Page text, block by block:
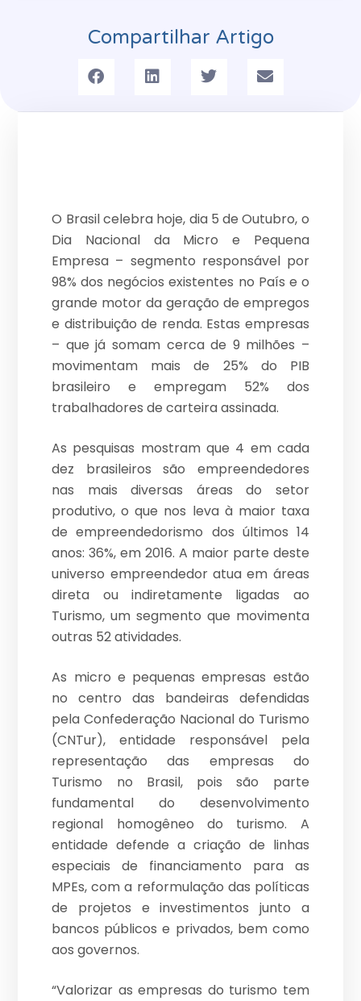
Compartilhar Artigo
O Brasil celebra hoje, dia 5 de Outubro, o
Dia Nacional da Micro e Pequena
Empresa – segmento responsável por
98% dos negócios existentes no País e o
grande motor da geração de empregos
e distribuição de renda. Estas empresas
– que já somam cerca de 9 milhões –
movimentam mais de 25% do PIB
brasileiro e empregam 52% dos
trabalhadores de carteira assinada.
As pesquisas mostram que 4 em cada
dez brasileiros são empreendedores
nas mais diversas áreas do setor
produtivo, o que nos leva à maior taxa
de empreendedorismo dos últimos 14
anos: 36%, em 2016. A maior parte deste
universo empreendedor atua em áreas
direta ou indiretamente ligadas ao
Turismo, um segmento que movimenta
outras 52 atividades.
As micro e pequenas empresas estão
no centro das bandeiras defendidas
pela Confederação Nacional do Turismo
(CNTur), entidade responsável pela
representação das empresas do
Turismo no Brasil, pois são parte
fundamental do desenvolvimento
regional homogêneo do turismo. A
entidade defende a criação de linhas
especiais de financiamento para as
MPEs, com a reformulação das políticas
de projetos e investimentos junto a
bancos públicos e privados, bem como
aos governos.
“Valorizar as empresas do turismo tem